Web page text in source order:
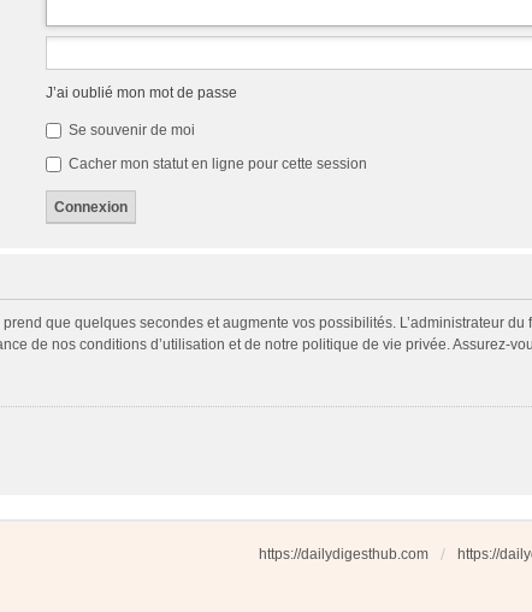
J’ai oublié mon mot de passe
Se souvenir de moi
Cacher mon statut en ligne pour cette session
que quelques secondes et augmente vos possibilités. L’administrateur
de nos conditions d’utilisation et de notre politique de vie privée. Assurez-
https://dailydigesthub.com https://